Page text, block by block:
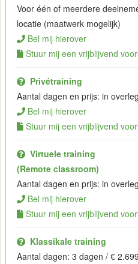
Voor één of meerdere
locatie (maatwerk mogelijk)
Bel mij hierover
Stuur mij een vrijblijvend
Privétraining
Aantal dagen en prijs: in overleg
Bel mij hierover
Stuur mij een vrijblijvend
Virtuele training
(Remote classroom)
Aantal dagen en prijs: in overleg
Bel mij hierover
Stuur mij een vrijblijvend
Klassikale training
Aantal dagen: 3 dagen / € 2.699